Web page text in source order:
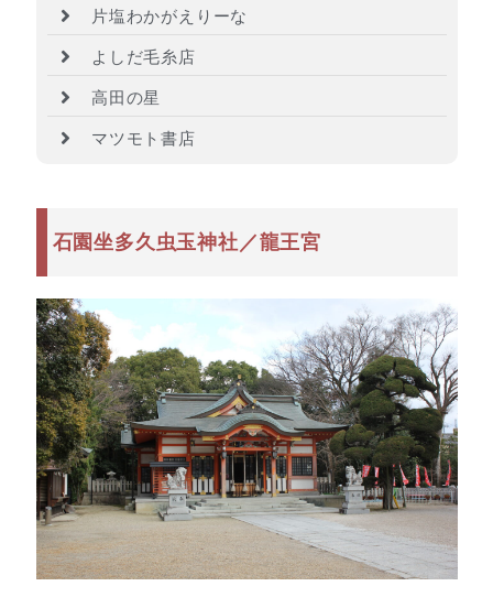
片塩わかがえりーな
よしだ毛糸店
高田の星
マツモト書店
石園坐多久虫玉神社／龍王宮